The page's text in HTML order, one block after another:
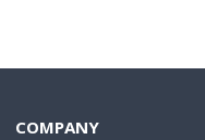
COMPANY